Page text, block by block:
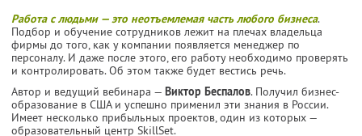
Работа с людьми — это неотъемлемая часть любого бизнеса.
Подбор и обучение сотрудников лежит на плечах владельца
фирмы до того, как у компании появляется менеджер по
персоналу. И даже после этого, его работу необходимо проверять
и контролировать. Об этом также будет вестись речь.
Автор и ведущий вебинара — Виктор Беспалов. Получил бизнес-
образование в США и успешно применил эти знания в России.
Имеет несколько прибыльных проектов, один из которых —
образовательный центр SkillSet.